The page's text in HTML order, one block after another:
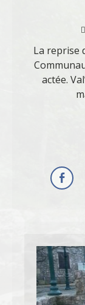
La reprise
actée.